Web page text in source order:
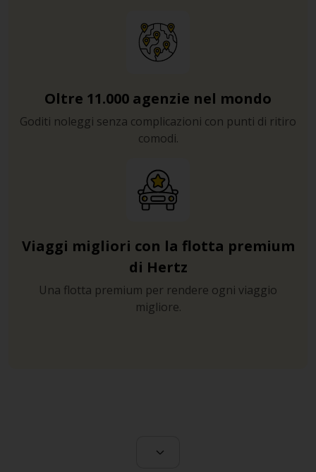
Oltre 11.000 agenzie nel mondo
Goditi noleggi senza complicazioni con punti di ritiro
comodi.
Viaggi migliori con la flotta premium
di Hertz
Una flotta premium per rendere ogni viaggio
migliore.